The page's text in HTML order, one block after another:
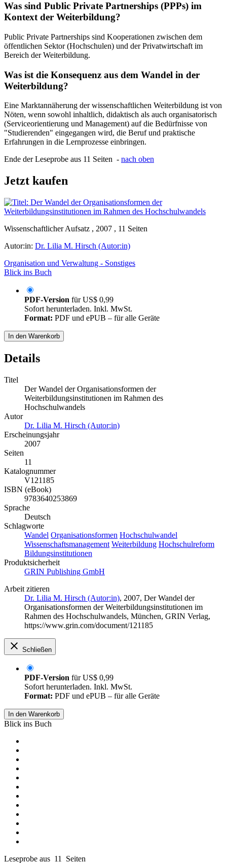
Was sind Public Private Partnerships (PPPs) im
Kontext der Weiterbildung?
Public Private Partnerships sind Kooperationen zwischen dem
öffentlichen Sektor (Hochschulen) und der Privatwirtschaft im
Bereich der Weiterbildung.
Was ist die Konsequenz aus dem Wandel in der
Weiterbildung?
Eine Marktannäherung der wissenschaftlichen Weiterbildung ist von
Nöten, wenn sowohl inhaltlich, didaktisch als auch organisatorisch
(Serviceorientierung und Management) auf die Bedürfnisse von
"Studierenden" eingegangen wird, die Beruf und praktische
Erfahrungen in die Lernprozesse einbringen.
Ende der Leseprobe aus 11 Seiten - nach oben
Jetzt kaufen
Wissenschaftlicher Aufsatz , 2007 , 11 Seiten
Autor:in: Dr. Lilia M. Hirsch (Autor:in)
Organisation und Verwaltung - Sonstiges
Blick ins Buch
PDF-Version fürUS$ 0,99
Sofort herunterladen. Inkl. MwSt.
Format: PDF und ePUB – für alle Geräte
In den Warenkorb
Details
Titel
Der Wandel der Organisationsformen der
Weiterbildungsinstitutionen im Rahmen des
Hochschulwandels
Autor
Dr. Lilia M. Hirsch (Autor:in)
Erscheinungsjahr
2007
Seiten
11
Katalognummer
V121185
ISBN (eBook)
9783640253869
Sprache
Deutsch
Schlagworte
Wandel Organisationsformen Hochschulwandel
Wissenschaftsmanagement Weiterbildung Hochschulreform
Bildungsinstitutionen
Produktsicherheit
GRIN Publishing GmbH
Arbeit zitieren
Dr. Lilia M. Hirsch (Autor:in), 2007, Der Wandel der
Organisationsformen der Weiterbildungsinstitutionen im
Rahmen des Hochschulwandels, München, GRIN Verlag,
https://www.grin.com/document/121185
Schließen
PDF-Version fürUS$ 0,99
Sofort herunterladen. Inkl. MwSt.
Format: PDF und ePUB – für alle Geräte
In den Warenkorb
Blick ins Buch